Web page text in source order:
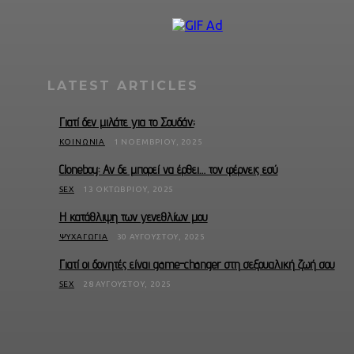
LATEST ARTICLES
Γιατί δεν μιλάτε για το Σουδάν;
ΚΟΙΝΩΝΊΑ 1 ΝΟΕΜΒΡΊΟΥ, 2025
Cloneboy: Αν δε μπορεί να έρθει… τον φέρνεις εσύ
SEX 13 ΟΚΤΩΒΡΊΟΥ, 2025
Η κατάθλιψη των γενεθλίων μου
ΨΥΧΑΓΩΓΊΑ 30 ΑΥΓΟΎΣΤΟΥ, 2025
Γιατί οι δονητές είναι game-changer στη σεξουαλική ζωή σου
SEX 28 ΑΥΓΟΎΣΤΟΥ, 2025